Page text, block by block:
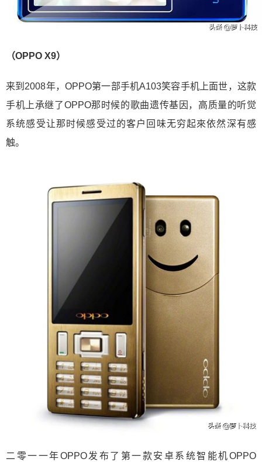
（OPPO X9）
来到2008年，OPPO第一部手机A103笑容手机上面世，这款
手机上承继了OPPO那时候的歌曲遗传基因，高质量的听觉
系统感受让那时候感受过的客户回味无穷起來依然深有感
触。
二零一一年OPPO发布了第一款安卓系统智能机OPPO